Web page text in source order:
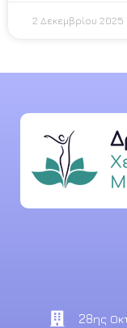
2 Δεκεμβρίου 2025
28ης